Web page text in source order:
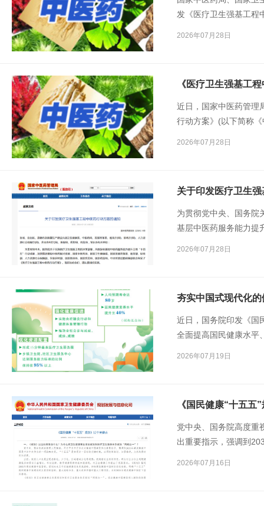
发《医疗卫生强基工程
2026年07月28日
《医疗卫生强基工
近日，国家中医药管理
行动方案》(以下简称
2026年07月28日
关于印发医疗卫生
为贯彻党中央、国务院
基层中医药服务能力提
2026年07月28日
夯实中国式现代化的
近日，国务院印发《国
全面提高国民健康水平
2026年07月19日
《国民健康“十五五
党中央、国务院高度重
出重要指示，强调到
2026年07月16日